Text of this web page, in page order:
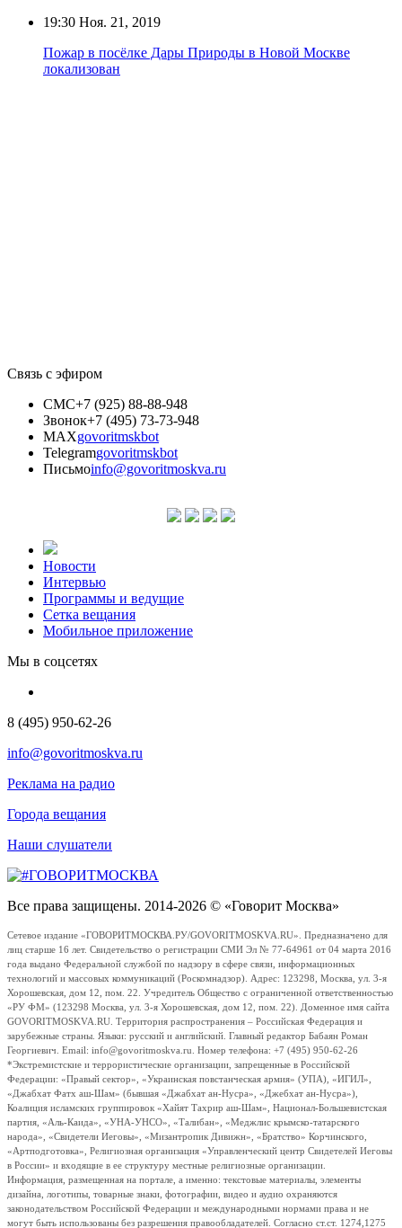
19:30 Ноя. 21, 2019
Пожар в посёлке Дары Природы в Новой Москве
локализован
Связь с эфиром
СМС+7 (925) 88-88-948
Звонок+7 (495) 73-73-948
MAXgovoritmskbot
Telegramgovoritmskbot
Письмоinfo@govoritmoskva.ru
Новости
Интервью
Программы и ведущие
Сетка вещания
Мобильное приложение
Мы в соцсетях
8 (495) 950-62-26
info@govoritmoskva.ru
Реклама на радио
Города вещания
Наши слушатели
Все права защищены. 2014-2026 © «Говорит Москва»
Сетевое издание «ГОВОРИТМОСКВА.РУ/GOVORITMOSKVA.RU». Предназначено для
лиц старше 16 лет. Свидетельство о регистрации СМИ Эл № 77-64961 от 04 марта 2016
года выдано Федеральной службой по надзору в сфере связи, информационных
технологий и массовых коммуникаций (Роскомнадзор). Адрес: 123298, Москва, ул. 3-я
Хорошевская, дом 12, пом. 22. Учредитель Общество с ограниченной ответственностью
«РУ ФМ» (123298 Москва, ул. 3-я Хорошевская, дом 12, пом. 22). Доменное имя сайта
GOVORITMOSKVA.RU. Территория распространения – Российская Федерация и
зарубежные страны. Языки: русский и английский. Главный редактор Бабаян Роман
Георгиевич. Email: info@govoritmoskva.ru. Номер телефона: +7 (495) 950-62-26
*Экстремистские и террористические организации, запрещенные в Российской
Федерации: «Правый сектор», «Украинская повстанческая армия» (УПА), «ИГИЛ»,
«Джабхат Фатх аш-Шам» (бывшая «Джабхат ан-Нусра», «Джебхат ан-Нусра»),
Коалиция исламских группировок «Хайят Тахрир аш-Шам», Национал-Большевистская
партия, «Аль-Каида», «УНА-УНСО», «Талибан», «Меджлис крымско-татарского
народа», «Свидетели Иеговы», «Мизантропик Дивижн», «Братство» Корчинского,
«Артподготовка», Религиозная организация «Управленческий центр Свидетелей Иеговы
в России» и входящие в ее структуру местные религиозные организации.
Информация, размещенная на портале, а именно: текстовые материалы, элементы
дизайна, логотипы, товарные знаки, фотографии, видео и аудио охраняются
законодательством Российской Федерации и международными нормами права и не
могут быть использованы без разрешения правообладателей. Согласно ст.ст. 1274,1275